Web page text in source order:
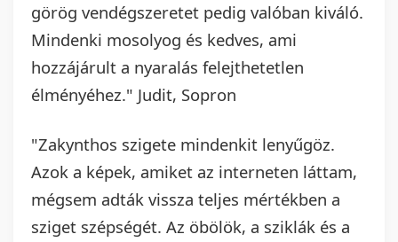
görög vendégszeretet pedig valóban kiváló.
Mindenki mosolyog és kedves, ami
hozzájárult a nyaralás felejthetetlen
élményéhez." Judit, Sopron
"Zakynthos szigete mindenkit lenyűgöz.
Azok a képek, amiket az interneten láttam,
mégsem adták vissza teljes mértékben a
sziget szépségét. Az öbölök, a sziklák és a